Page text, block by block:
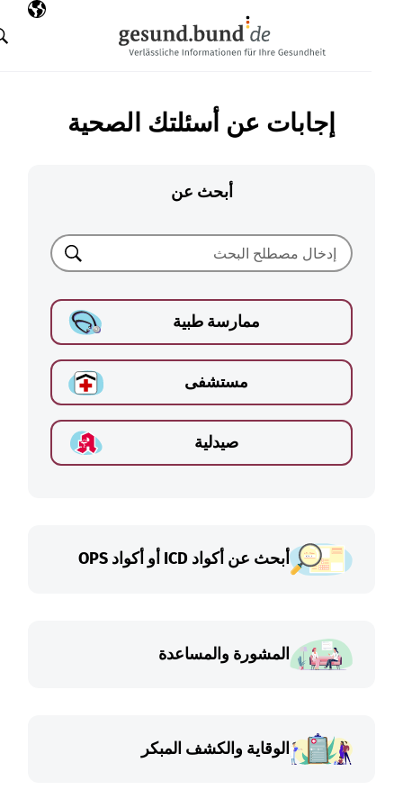
اللغة
البحث
إجابات عن أسئلتك الصحية
أبحث عن
ممارسة طبية
مستشفى
صيدلية
أبحث عن أكواد ICD أو أكواد OPS
المشورة والمساعدة
الوقاية والكشف المبكر